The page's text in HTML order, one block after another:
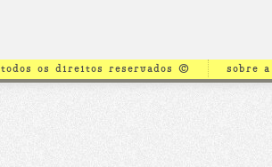
todos os direitos reservados © sobre